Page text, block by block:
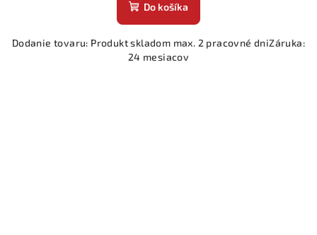
Do košíka
Dodanie tovaru: Produkt skladom max. 2 pracovné dniZáruka:
24 mesiacov